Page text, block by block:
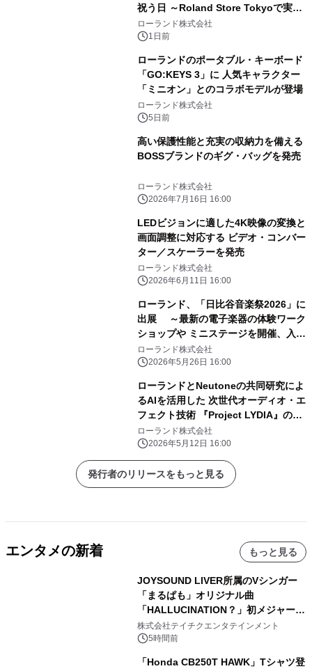
祝う日 ～Roland Store Tokyoで実機
を展示しての 記念キャンペーンを開
催 英国ラジオ「NTS」の 特別プログ
アーティストを フィーチャーしたアニ
メーションを公開～
ローランド株式会社
1日前
ローランドのポータブル・キーボード
「GO:KEYS 3」に 人気キャラクター
「ミニオン」とのコラボモデルが登場
ローランド株式会社
5日前
高い保護性能と充実の収納力を備える
BOSSブランドのギグ・バッグを発売
ローランド株式会社
2026年7月16日 16:00
LEDビジョンに適した4K映像の変換と
画面調整に対応する ビデオ・コンバー
ター／スケーラーを発売
ローランド株式会社
2026年6月11日 16:00
ローランド、「日比谷音楽祭2026」に
出展 ～最新の電子楽器の体験ワーク
ショップや ミニステージを開催、入場
無料！～
ローランド株式会社
2026年5月26日 16:00
ローランドとNeutoneの共同研究によ
るAIを活用した 次世代オーディオ・エ
フェクト技術 『Project LYDIA』のフ
ェーズ2を発表
ローランド株式会社
2026年5月12日 16:00
発行者のリリースをもっと見る
エンタメの新着 もっと見る
JOYSOUND LIVER所属のVシンガー
「まるぱも」オリジナル曲
「HALLUCINATION？」初メジャー配
信リリース決定！
株式会社テイチクエンタテインメント
5時間前
「Honda CB250T HAWK」Tシャツ登